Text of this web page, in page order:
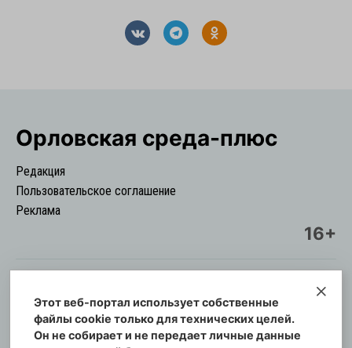
Орловская cреда-плюс
Редакция
Пользовательское соглашение
Реклама
16+
© Информационный городской портал
Орловская cреда-плюс, 2021-2026
Свидетельство о регистрации СМИ: ПИ №57-
Этот веб-портал использует собственные
файлы cookie только для технических целей.
Он не собирает и не передает личные данные